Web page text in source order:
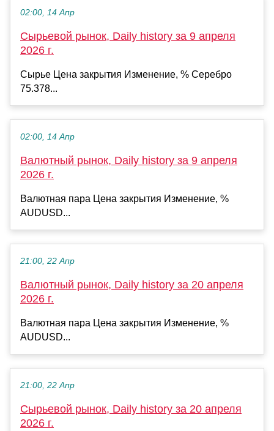
02:00, 14 Апр
Сырьевой рынок, Daily history за 9 апреля
2026 г.
Сырье Цена закрытия Изменение, % Серебро
75.378...
02:00, 14 Апр
Валютный рынок, Daily history за 9 апреля
2026 г.
Валютная пара Цена закрытия Изменение, %
AUDUSD...
21:00, 22 Апр
Валютный рынок, Daily history за 20 апреля
2026 г.
Валютная пара Цена закрытия Изменение, %
AUDUSD...
21:00, 22 Апр
Сырьевой рынок, Daily history за 20 апреля
2026 г.